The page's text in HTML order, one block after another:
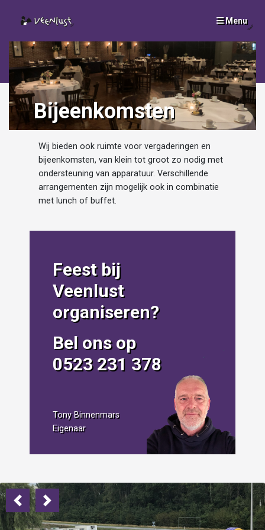
x
Menu
Bijeenkomsten
Wij bieden ook ruimte voor vergaderingen en
bijeenkomsten, van klein tot groot zo nodig met
ondersteuning van apparatuur. Verschillende
arrangementen zijn mogelijk ook in combinatie
met lunch of buffet.
Feest bij
Veenlust
organiseren?
Bel ons op
0523 231 378
Tony Binnenmars
Eigenaar
PreviousNext